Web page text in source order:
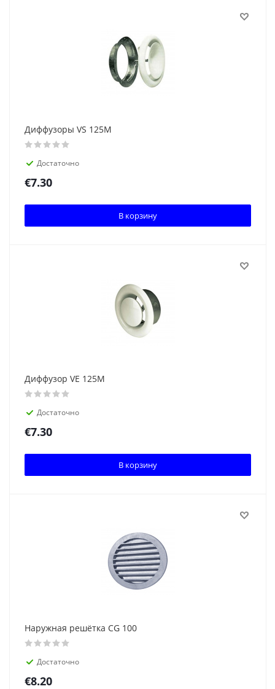
Диффузоры VS 125M
Достаточно
€7.30
В корзину
Диффузор VE 125M
Достаточно
€7.30
В корзину
Наружная решётка CG 100
Достаточно
€8.20